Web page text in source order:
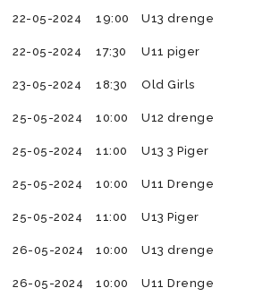
22-05-2024 19:00 U13 drenge
22-05-2024 17:30 U11 piger
23-05-2024 18:30 Old Girls
25-05-2024 10:00 U12 drenge
25-05-2024 11:00 U13 3 Piger
25-05-2024 10:00 U11 Drenge
25-05-2024 11:00 U13 Piger
26-05-2024 10:00 U13 drenge
26-05-2024 10:00 U11 Drenge